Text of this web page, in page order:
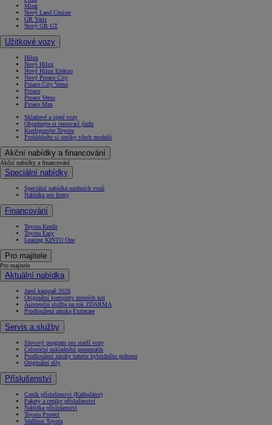
Mirai
Nový Land Cruiser
GR Yaris
Nový GR GT
Užitkové vozy
Hilux
Nový Hilux
Nový Hilux Elektro
Nový Proace City
Proace City Verso
Proace
Proace Verso
Proace Max
Skladové a ojeté vozy
Objednejte si testovací jízdu
Konfigurujte Toyotu
Prohlédněte si ceníky všech modelů
Akční nabídky a financování
Akční nabídky a financování
Speciální nabídky
Speciální nabídka osobních vozů
Nabídka pro firmy
Financování
Toyota Kredit
Toyota Easy
Leasing KINTO One
Pro majitele
Pro majitele
Aktuální nabídka
Jarní kampaň 2026
Originální komplety zimních kol
Asistenční služba na rok ZDARMA
Prodloužená záruka Extracare
Servis a služby
Slevový program pro starší vozy
Celoroční uskladnění pneumatik
Prodloužení záruky baterie hybridního pohonu
Originální díly
Příslušenství
Ceník příslušenství (Kalkulátor)
Pakety a ceníky příslušenství
Nabídka příslušenství
Toyota Protect
Wallbox Toyota